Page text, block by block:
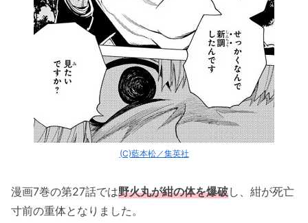
(C)藍本松／集英社
漫画7巻の第27話では野火丸が紺の体を爆破し、紺が死亡
寸前の重体となりました。